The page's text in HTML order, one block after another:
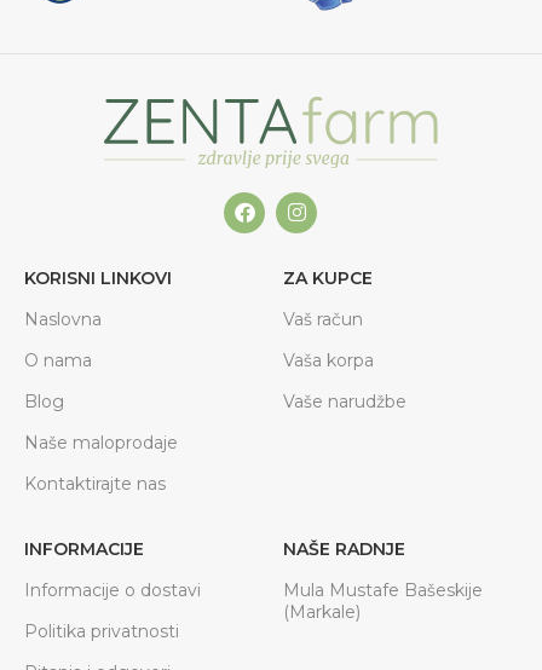
KORISNI LINKOVI
Naslovna
O nama
Blog
Naše maloprodaje
Kontaktirajte nas
ZA KUPCE
Vaš račun
Vaša korpa
Vaše narudžbe
INFORMACIJE
Informacije o dostavi
Politika privatnosti
NAŠE RADNJE
Mula Mustafe Bašeskije
(Markale)